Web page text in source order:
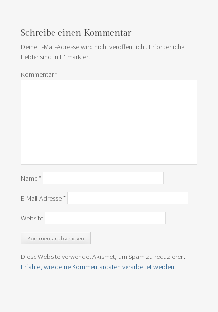
Schreibe einen Kommentar
Deine E-Mail-Adresse wird nicht veröffentlicht. Erforderliche
Felder sind mit*markiert
Kommentar*
Name*
E-Mail-Adresse*
Website
Diese Website verwendet Akismet, um Spam zu reduzieren.
Erfahre, wie deine Kommentardaten verarbeitet werden.